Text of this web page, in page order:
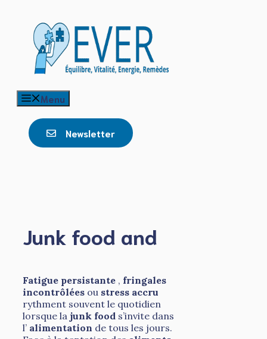
contenu
Menu
Newsletter
Junk food and
Fatigue persistante , fringales
incontrôlées ou stress accru
rythment souvent le quotidien
lorsque la junk food s’invite dans
l’ alimentation de tous les jours.